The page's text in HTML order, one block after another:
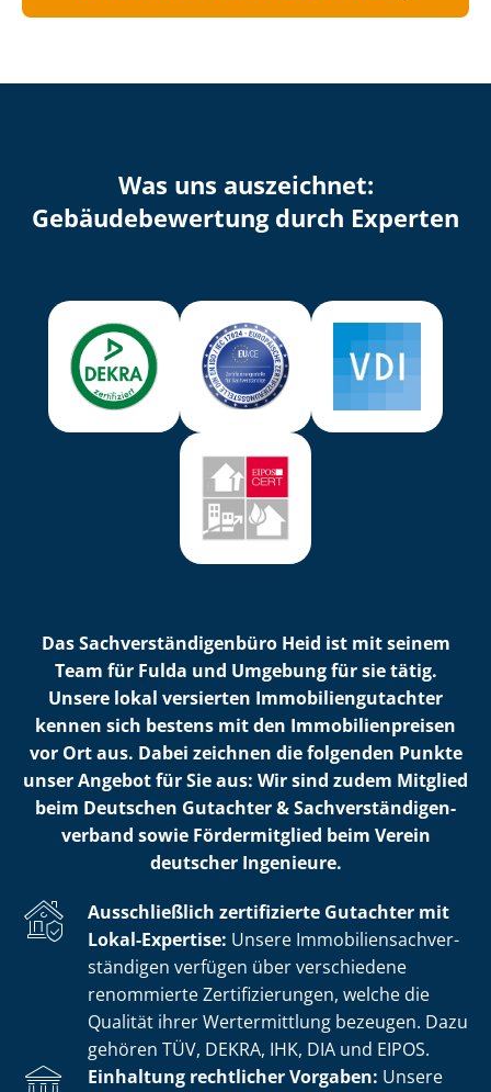
Was uns auszeichnet:
Ge­bäu­de­be­wer­tung durch Experten
Das Sach­ver­stän­di­gen­bü­ro Heid ist mit seinem
Team für Fulda und Umgebung für sie tätig.
Unsere lokal versierten Im­mo­bi­li­en­gut­ach­ter
kennen sich bestens mit den Im­mo­bi­li­en­prei­sen
vor Ort aus. Dabei zeichnen die folgenden Punkte
unser Angebot für Sie aus: Wir sind zudem Mitglied
beim Deutschen Gutachter & Sach­ver­stän­di­gen­
ver­band sowie Fördermitglied beim Verein
deutscher Ingenieure.
Ausschließlich zertifizierte Gutachter mit
Lokal-Expertise: Unsere Im­mo­bi­li­en­sach­ver­
stän­di­gen verfügen über verschiedene
renommierte Zer­ti­fi­zie­run­gen, welche die
Qualität ihrer Wertermittlung bezeugen. Dazu
gehören TÜV, DEKRA, IHK, DIA und EIPOS.
Einhaltung rechtlicher Vorgaben: Unsere